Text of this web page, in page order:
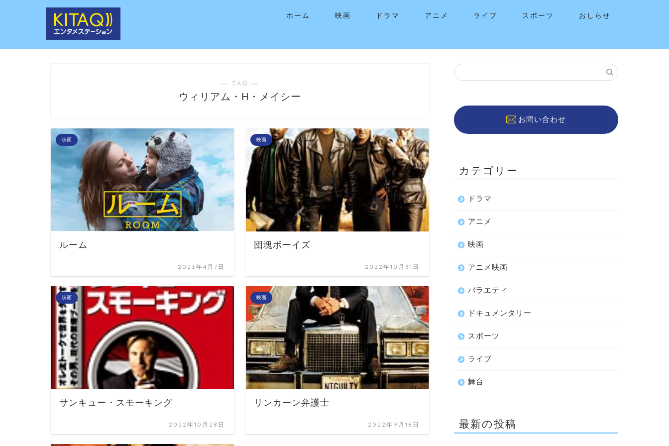
ホーム 映画 ドラマ アニメ ライブ スポーツ おしらせ
― TAG ―
ウィリアム・H・メイシー
映画
ルーム
2023年4月7日
映画
団塊ボーイズ
2022年10月31日
映画
サンキュー・スモーキング
2022年10月28日
映画
リンカーン弁護士
2022年9月18日
お問い合わせ
カテゴリー
ドラマ
アニメ
映画
アニメ映画
バラエティ
ドキュメンタリー
スポーツ
ライブ
舞台
最新の投稿